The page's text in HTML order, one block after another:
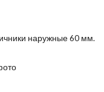
наружные 60 мм.